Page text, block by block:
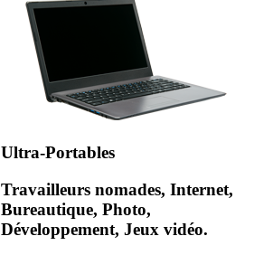
Ultra-Portables
Travailleurs nomades, Internet,
Bureautique, Photo,
Développement, Jeux vidéo.